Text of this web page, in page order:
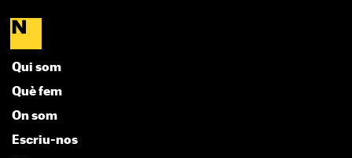
Qui som
Què fem
On som
Escriu-nos